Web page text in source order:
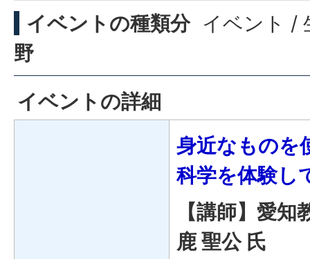
イベントの種類分
野
イベント /
イベントの詳細
身近なものを
科学を体験し
【講師】愛
鹿 聖公氏